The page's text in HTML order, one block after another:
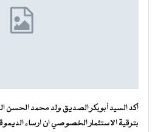
أكد السيد أبوبكر الصديق ولد محمد الحسن
بترقية الاستثمار الخصوصي ان ارساء